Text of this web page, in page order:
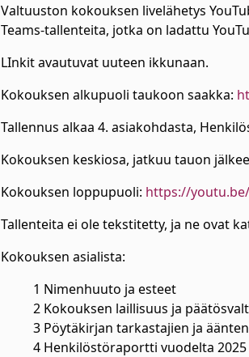
Valtuuston kokouksen livelähetys
Teams-tallenteita, jotka on ladattu
LInkit avautuvat uuteen ikkunaan.
Kokouksen alkupuoli taukoon saakka:
Tallennus alkaa 4. asiakohdasta,
Kokouksen keskiosa, jatkuu tauon
Kokouksen loppupuoli: https://
Tallenteita ei ole tekstitetty, ja ne ovat
Kokouksen asialista:
1 Nimenhuuto ja esteet
2 Kokouksen laillisuus ja
3 Pöytäkirjan tarkastajien ja
4 Henkilöstöraportti vuodelta 2025